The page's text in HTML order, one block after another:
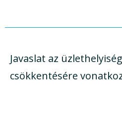
Javaslat az
csökkentésére